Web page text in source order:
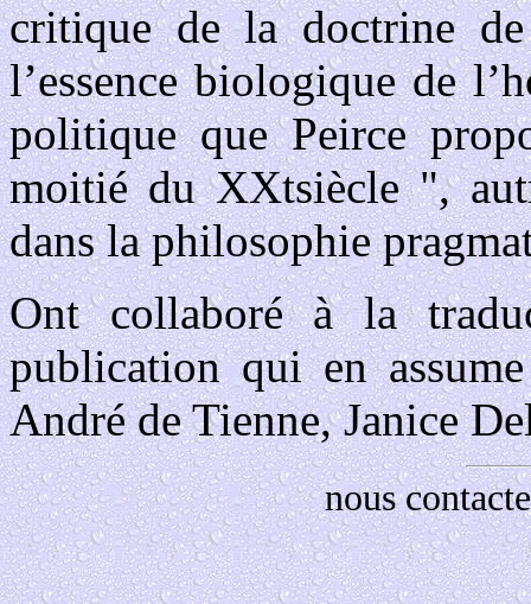
critique de la doctrine
l’essence biologique de
politique que Peirce
moitié du XXtsiècle ",
dans la philosophie
Ont collaboré à la
publication qui en
André de Tienne, Janice
nous